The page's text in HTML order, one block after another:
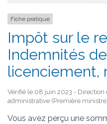
Fiche pratique
Impôt sur le
Indemnités
licenciement,
Vérifié le 08 juin 2023 -
administrative (Première
Vous avez perçu une